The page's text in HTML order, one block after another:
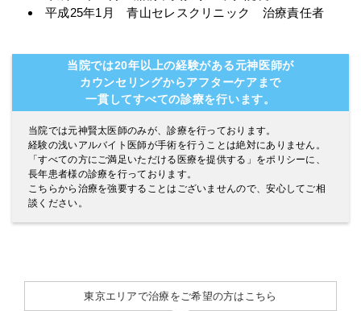
平成25年1月 青山セレスクリニック 治療責任者
当院では20年以上の経験がある元神医師が
カウンセリングからアフターケアまで
一貫してすべての診療を行います。
当院では元神賢太医師のみが、診療を行っております。
経験の浅いアルバイト医師が手術を行うことは絶対にありません。
「すべての方にご満足いただける医療を提供する」をポリシーに、
長年患者様の診療を行っております。
こちらから治療を強要することはございませんので、安心してご相
談ください。
東京エリアで治療をご希望の方はこちら